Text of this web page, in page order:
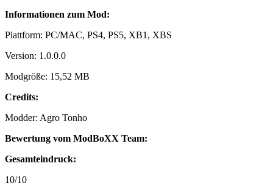
Informationen zum Mod:
Plattform: PC/MAC, PS4, PS5, XB1, XBS
Version: 1.0.0.0
Modgröße: 15,52 MB
Credits:
Modder: Agro Tonho
Bewertung vom ModBoXX Team:
Gesamteindruck:
10/10